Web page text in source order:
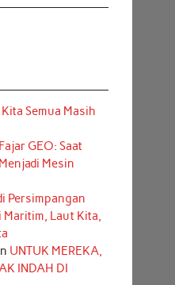
Semua Masih
GEO: Saat
Mesin
Persimpangan
Laut Kita,
UNTUK MEREKA,
INDAH DI